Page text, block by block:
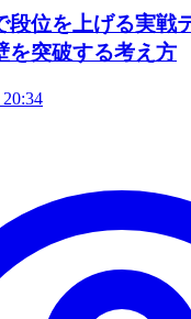
段位を上げる実
を突破する考え方